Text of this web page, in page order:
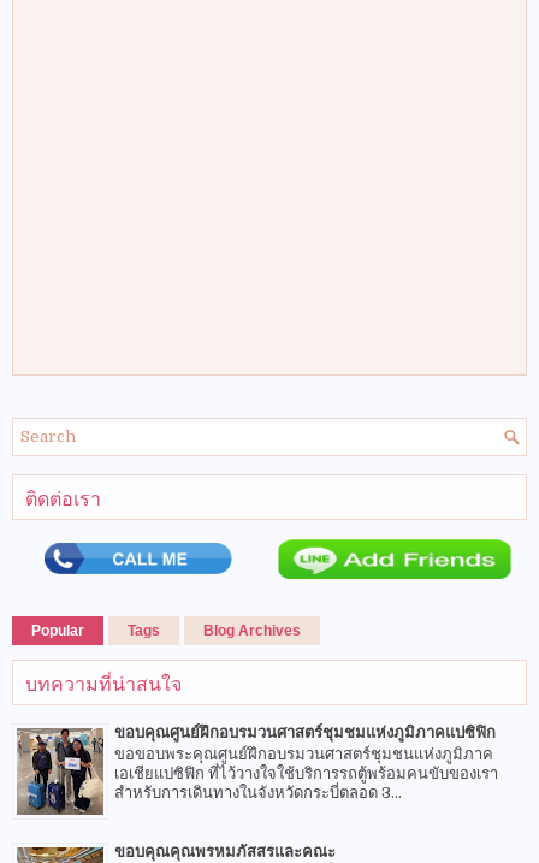
ติดต่อเรา
Popular Tags Blog Archives
บทความที่น่าสนใจ
ขอบคุณศูนย์ฝึกอบรมวนศาสตร์ชุมชมแห่งภูมิภาคแปซิฟิก
ขอขอบพระคุณศูนย์ฝึกอบรมวนศาสตร์ชุมชนแห่งภูมิภาค
เอเชียแปซิฟิก ที่ไว้วางใจใช้บริการรถตู้พร้อมคนขับของเรา
สำหรับการเดินทางในจังหวัดกระบี่ตลอด 3...
ขอบคุณคุณพรหมภัสสรและคณะ